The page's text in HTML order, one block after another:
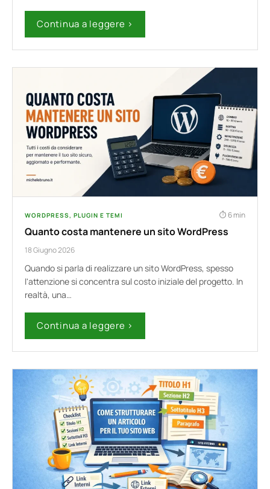
Continua a leggere ›
WORDPRESS, PLUGIN E TEMI 6 min
Quanto costa mantenere un sito WordPress
18 Giugno 2026
Quando si parla di realizzare un sito WordPress, spesso
l'attenzione si concentra sul costo iniziale del progetto. In
realtà, una…
Continua a leggere ›